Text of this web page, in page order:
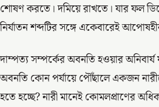
শোষণ করতে। দমিয়ে রাখতে। যার ফল
নির্যাতন শব্দটির সঙ্গে একেবারেই
দাম্পত্য সম্পর্কের অবনতি হওয়ার
অবনতি কোন পর্যায়ে পৌঁছালে একজন
হতে হচ্ছে? নারী মানেই কোমলপ্রাণের